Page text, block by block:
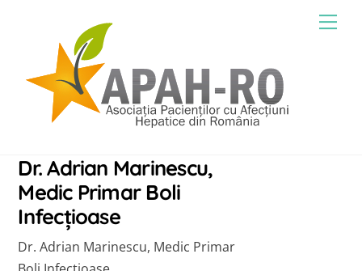
Dr. Adrian Marinescu,
Medic Primar Boli
Infecțioase
Dr. Adrian Marinescu, Medic Primar